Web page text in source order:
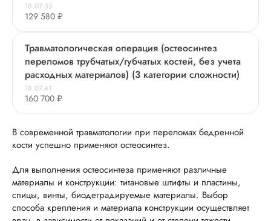
18.07.35
129 580 ₽
Травматологическая операция (остеосинтез
переломов трубчатых/губчатых костей, без учета
расходных материалов) (3 категории сложности)
18.07.41
160 700 ₽
В современной травматологии при переломах бедренной
кости успешно применяют остеосинтез.
Для выполнения остеосинтеза применяют различные
материалы и конструкции: титановые штифты и пластины,
спицы, винты, биодеградируемые материалы. Выбор
способа крепления и материала конструкции осуществляет